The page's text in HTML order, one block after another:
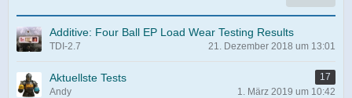
Additive: Four Ball EP Load Wear Testing Results
TDI-2.7 21. Dezember 2018 um 13:01
Aktuellste Tests
17
Andy
1. März 2019 um 10:42